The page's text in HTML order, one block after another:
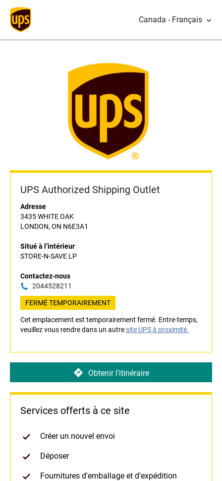
Canada - Français
UPS Authorized Shipping Outlet
Adresse
3435 WHITE OAK
LONDON, ON N6E3A1
Situé à l’intérieur
STORE-N-SAVE LP
Contactez-nous
2044528211
FERMÉ TEMPORAIREMENT
Cet emplacement est temporairement fermé. Entre-temps,
veuillez vous rendre dans un autresite UPS à proximité.
Obtenir l’itinéraire
Services offerts à ce site
Créer un nouvel envoi
Déposer
Fournitures d'emballage et d'expédition